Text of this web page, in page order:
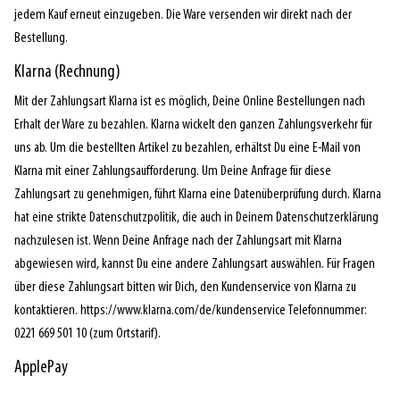
jedem Kauf erneut einzugeben. Die Ware versenden wir direkt nach der
Bestellung.
Klarna (Rechnung)
Mit der Zahlungsart Klarna ist es möglich, Deine Online Bestellungen nach
Erhalt der Ware zu bezahlen. Klarna wickelt den ganzen Zahlungsverkehr für
uns ab. Um die bestellten Artikel zu bezahlen, erhältst Du eine E-Mail von
Klarna mit einer Zahlungsaufforderung. Um Deine Anfrage für diese
Zahlungsart zu genehmigen, führt Klarna eine Datenüberprüfung durch. Klarna
hat eine strikte Datenschutzpolitik, die auch in Deinem Datenschutzerklärung
nachzulesen ist. Wenn Deine Anfrage nach der Zahlungsart mit Klarna
abgewiesen wird, kannst Du eine andere Zahlungsart auswählen. Für Fragen
über diese Zahlungsart bitten wir Dich, den Kundenservice von Klarna zu
kontaktieren. https://www.klarna.com/de/kundenservice Telefonnummer:
0221 669 501 10 (zum Ortstarif).
ApplePay